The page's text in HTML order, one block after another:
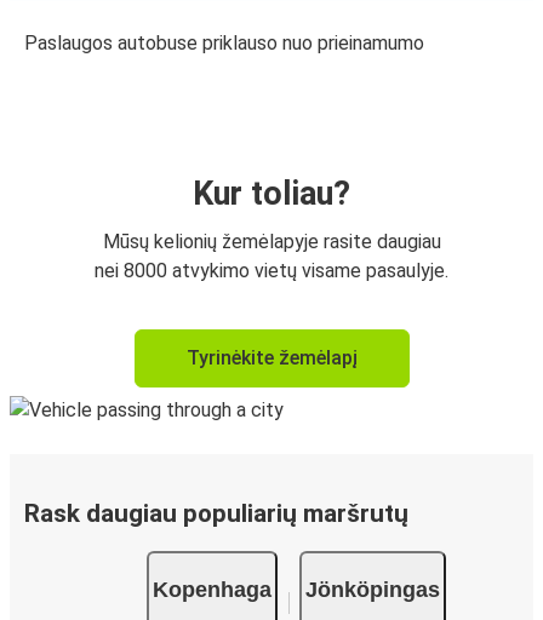
Paslaugos autobuse priklauso nuo prieinamumo
Kur toliau?
Mūsų kelionių žemėlapyje rasite daugiau
nei 8000 atvykimo vietų visame pasaulyje.
Tyrinėkite žemėlapį
Rask daugiau populiarių maršrutų
Kopenhaga Jönköpingas